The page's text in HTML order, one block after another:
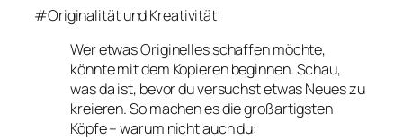
#Originalität und Kreativität
Wer etwas Originelles schaffen möchte,
könnte mit dem Kopieren beginnen. Schau,
was da ist, bevor du versuchst etwas Neues zu
kreieren. So machen es die großartigsten
Köpfe – warum nicht auch du: